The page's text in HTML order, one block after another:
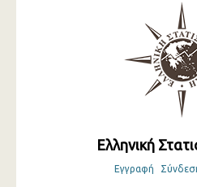
Ελληνική
Εγγραφή